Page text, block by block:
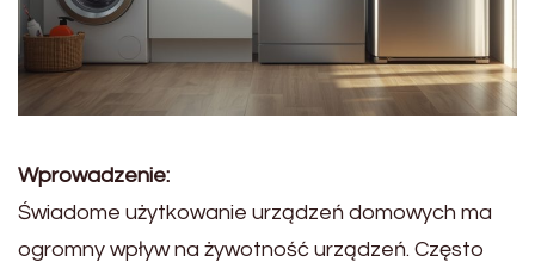
Wprowadzenie:
Świadome użytkowanie urządzeń domowych ma
ogromny wpływ na żywotność urządzeń. Często